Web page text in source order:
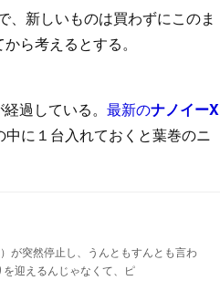
新しいものは買わずにこのま
ら考えるとする。
過している。 最新のナノイーX
に１台入れておくと葉巻のニ
が突然停止し、うんともすんとも言わ
迎えるんじゃなくて、ピ